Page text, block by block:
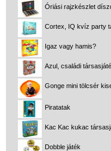
Óriási rajzkészlet
Cortex, IQ kvíz party
Igaz vagy hamis?
Azul, családi
Gonge mini tölcsér
Piratatak
Kac Kac kukac
Dobble játék